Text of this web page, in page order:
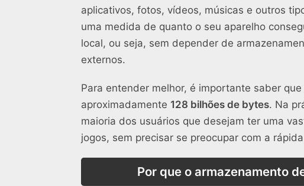
aplicativos, fotos, vídeos, músicas e outros
uma medida de quanto o seu aparelho
local, ou seja, sem depender de
externos.
Para entender melhor, é importante saber que
aproximadamente 128 bilhões de bytes. Na
maioria dos usuários que desejam ter uma
jogos, sem precisar se preocupar com a
Por que o armazenamento